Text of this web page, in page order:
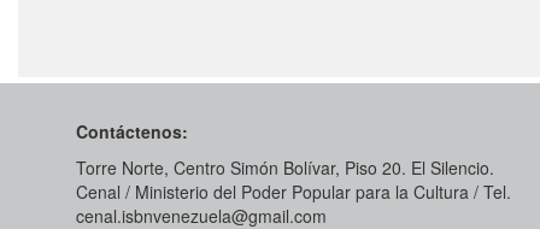
Contáctenos:
Torre Norte, Centro Simón Bolívar, Piso 20. El Silencio.
Cenal / Ministerio del Poder Popular para la Cultura / Tel.
cenal.isbnvenezuela@gmail.com